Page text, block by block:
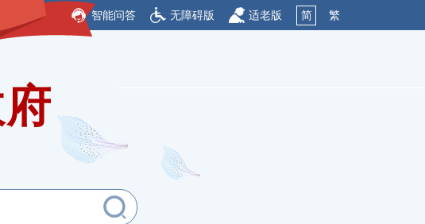
智能问答 无障碍版 适老版 简 繁